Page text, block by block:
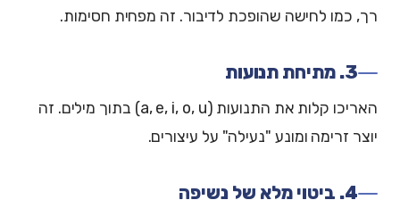
רך, כמו לחישה שהופכת לדיבור. זה מפחית חסימות.
3. מתיחת תנועות
האריכו קלות את התנועות (a, e, i, o, u) בתוך מילים. זה
יוצר זרימה ומונע "נעילה" על עיצורים.
4. ביטוי מלא של נשיפה